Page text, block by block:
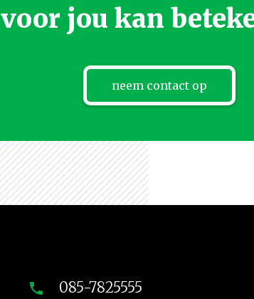
voor jou kan
neem contact op
phone 085-7825555